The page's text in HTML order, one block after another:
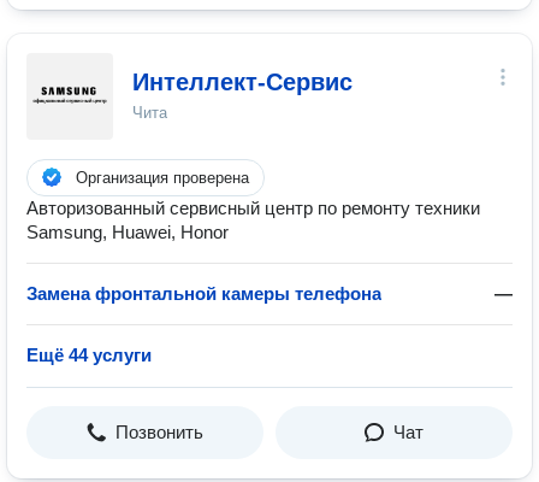
Интеллект-Сервис
Чита
Организация проверена
Авторизованный сервисный центр по ремонту техники
Samsung, Huawei, Honor
Замена фронтальной камеры телефона —
Ещё 44 услуги
Позвонить Чат